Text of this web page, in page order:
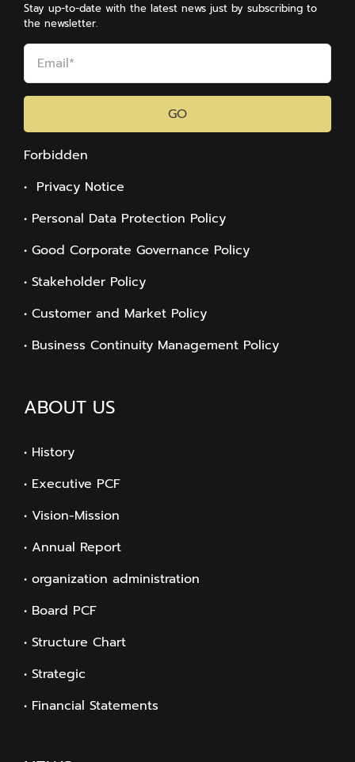
Stay up-to-date with the latest news just by subscribing to
the newsletter.
GO
Forbidden
• Privacy Notice
• Personal Data Protection Policy
• Good Corporate Governance Policy
• Stakeholder Policy
• Customer and Market Policy
• Business Continuity Management Policy
ABOUT US
• History
• Executive PCF
• Vision-Mission
• Annual Report
• organization administration
• Board PCF
• Structure Chart
• Strategic
• Financial Statements